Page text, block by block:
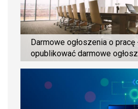
Darmowe ogłoszenia o
opublikować darmowe